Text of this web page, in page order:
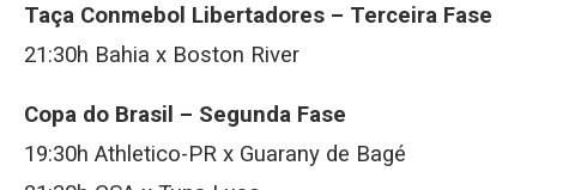
Taça Conmebol Libertadores – Terceira Fase
21:30h Bahia x Boston River
Copa do Brasil – Segunda Fase
19:30h Athletico-PR x Guarany de Bagé